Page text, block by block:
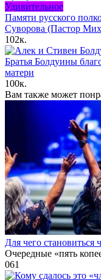
Удивительное
Памяти русского
Суворова (Пастор
102к.
Братья Болдуины
матери
100к.
Вам также может
Для чего становиться
Очередные «пять
061